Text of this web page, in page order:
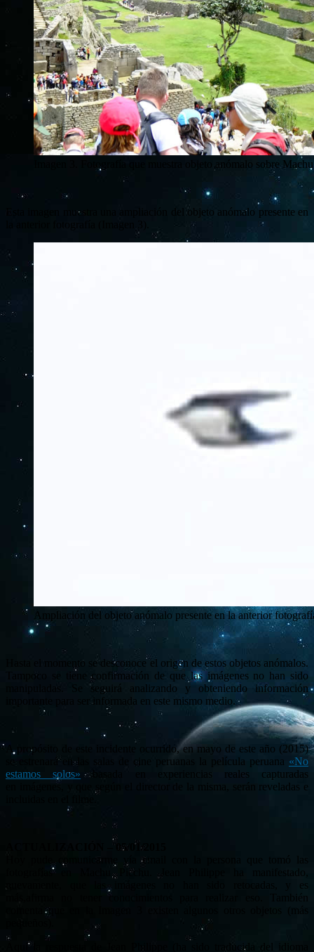
Imagen 3. Fotografía que muestra objeto anómalo sobre
Esta imagen muestra una ampliación del objeto anómalo presente en
Ampliación del objeto anómalo presente en la anterior
Hasta el momento se desconoce el origen de estos objetos anómalos.
Tampoco se tiene confirmación de que las imágenes no han sido
manipuladas. Se seguirá analizando y obteniendo información
importante para ser informada en este mismo medio.
A propósito de este incidente ocurrido, en mayo de este año (2015)
se estrenará en las salas de cine peruanas la película peruana «No
estamos solos» basada en experiencias reales capturadas
en imágenes, y que según el director de la misma, serán reveladas e
ACTUALIZACIÓN – 05/01/2015
Hoy pude comunicarme vía email con la persona que tomó las
fotografías en Machu Picchu. Jean Philippe ha manifestado,
nuevamente, que las imágenes no han sido retocadas, y es
más,afirma no tener conocimientos para realizar eso. También
comenta que en la Imagen 3 existen algunos otros objetos (más
Aquí la respuesta de Jean Philippe (ha sido traducida del idioma